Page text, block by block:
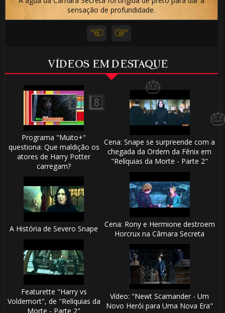
sensação de profundidade.
VÍDEOS EM DESTAQUE
Programa "Muito+"
questiona: Que maldição os
atores de Harry Potter
carregam?
Cena: Snape se surpreende com a
chegada da Ordem da Fênix em
"Relíquias da Morte - Parte 2"
A História de Severo Snape
Cena: Rony e Hermione destroem
Horcrux na Câmara Secreta
Featurette "Harry vs
Voldemort", de "Relíquias da
Morte - Parte 2"
Vídeo: "Newt Scamander - Um
Novo Herói para Uma Nova Era"
1️⃣ 8️⃣
⚡
🎈
⚡
🎂